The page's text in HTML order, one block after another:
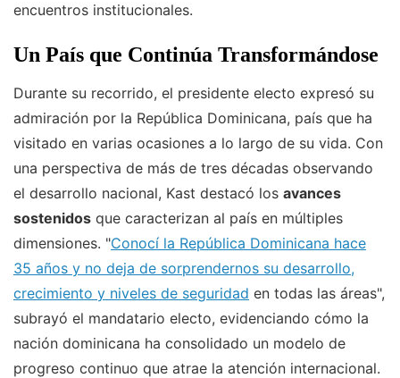
encuentros institucionales.
Un País que Continúa Transformándose
Durante su recorrido, el presidente electo expresó su
admiración por la República Dominicana, país que ha
visitado en varias ocasiones a lo largo de su vida. Con
una perspectiva de más de tres décadas observando
el desarrollo nacional, Kast destacó los avances
sostenidos que caracterizan al país en múltiples
dimensiones. "Conocí la República Dominicana hace
35 años y no deja de sorprendernos su desarrollo,
crecimiento y niveles de seguridad en todas las áreas",
subrayó el mandatario electo, evidenciando cómo la
nación dominicana ha consolidado un modelo de
progreso continuo que atrae la atención internacional.